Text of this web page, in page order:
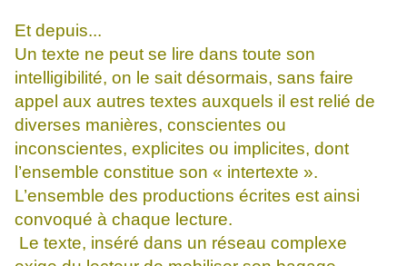
Et depuis...
Un texte ne peut se lire dans toute son
intelligibilité, on le sait désormais, sans faire
appel aux autres textes auxquels il est relié de
diverses manières, conscientes ou
inconscientes, explicites ou implicites, dont
l’ensemble constitue son « intertexte ».
L’ensemble des productions écrites est ainsi
convoqué à chaque lecture.
Le texte, inséré dans un réseau complexe